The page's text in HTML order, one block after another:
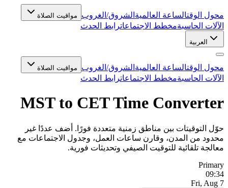
محول الوقتالساعة العالمية الشروق/الغروب مواقيت الصلاة
الآلات الحاسبةمخطط الاجتماعاترابط الحدث
العربية
محول الوقتالساعة العالمية الشروق/الغروب مواقيت الصلاة
الآلات الحاسبةمخطط الاجتماعاترابط الحدث
MST to CET Time Converter
حوّل التوقيتات بين مناطق زمنية متعددة فورًا. أضف عددًا غير
محدود من المدن، وقارن ساعات العمل، وجدول الاجتماعات مع
معالجة تلقائية للتوقيت الصيفي وتحديثات فورية.
Primary
09:34
Fri, Aug 7